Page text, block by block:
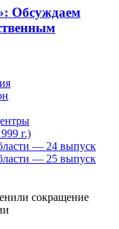
Обсуждаем
г.)
— 24 выпуск
— 25 выпуск
сокращение